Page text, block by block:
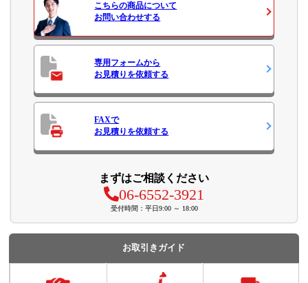
こちらの商品について
お問い合わせする
専用フォームから
お見積り を依頼する
FAXで
お見積り を依頼する
まずはご相談ください
06-6552-3921
受付時間：平日9:00 ～ 18:00
お取引きガイド